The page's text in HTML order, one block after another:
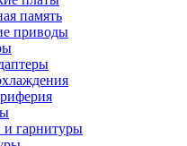
память
приводы
гарнитуры